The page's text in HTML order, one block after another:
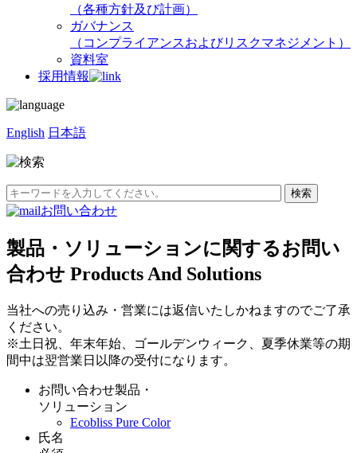
（各種方針及び計画）
ガバナンス
（コンプライアンスおよびリスクマネジメント）
資料室
採用情報
English 日本語
お問い合わせ
製品・ソリューションに関するお問い
合わせ Products And Solutions
当社への売り込み・営業には返信いたしかねますのでご了承
ください。
※土日祝、年末年始、ゴールデンウィーク、夏季休業等の期
間中は翌営業日以降の受付になります。
お問い合わせ製品・
ソリューション
Ecobliss Pure Color
氏名